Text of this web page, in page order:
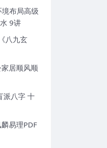
布局高级
9讲
八九玄
居顺风顺
派八字 十
易理PDF